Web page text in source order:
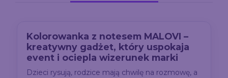
Kolorowanka z notesem MALOVI –
kreatywny gadżet, który uspokaja
event i ociepla wizerunek marki
Dzieci rysują, rodzice mają chwilę na rozmowę, a